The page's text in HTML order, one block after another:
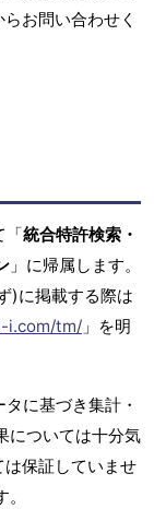
らお問い合わせく
「統合特許検索・
」に帰属します。
)に掲載する際は
i.com/tm/ 」を明
に基づき集計・
については十分気
保証していませ